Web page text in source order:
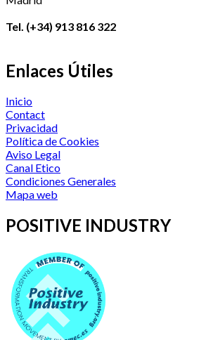
Tel. (+34) 913 816 322
Enlaces Útiles
Inicio
Contact
Privacidad
Política de Cookies
Aviso Legal
Canal Etico
Condiciones Generales
Mapa web
POSITIVE INDUSTRY